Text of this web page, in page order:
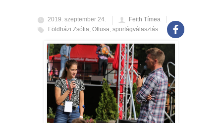
2019. szeptember 24.
Feith Tímea
Földházi Zsófia, Öttusa, sportágválasztás